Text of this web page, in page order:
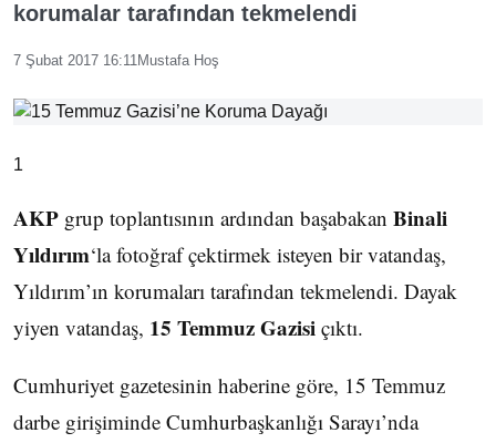
korumalar tarafından tekmelendi
7 Şubat 2017 16:11Mustafa Hoş
1
AKP grup toplantısının ardından başabakan Binali
Yıldırım‘la fotoğraf çektirmek isteyen bir vatandaş,
Yıldırım’ın korumaları tarafından tekmelendi. Dayak
yiyen vatandaş, 15 Temmuz Gazisi çıktı.
Cumhuriyet gazetesinin haberine göre, 15 Temmuz
darbe girişiminde Cumhurbaşkanlığı Sarayı’nda